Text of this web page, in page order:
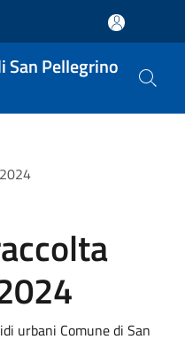
San Pellegrino
urbani Comune di San